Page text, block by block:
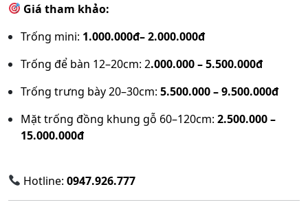
Giá tham khảo:
Trống mini: 1.000.000đ– 2.000.000đ
Trống để bàn 12–20cm: 2.000.000 – 5.500.000đ
Trống trưng bày 20–30cm: 5.500.000 – 9.500.000đ
Mặt trống đồng khung gỗ 60–120cm: 2.500.000 –
15.000.000đ
Hotline:0947.926.777